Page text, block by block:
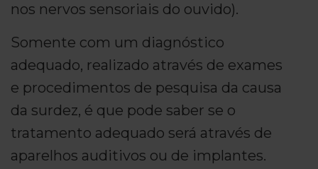
nos nervos sensoriais do ouvido).
Somente com um diagnóstico
adequado, realizado através de exames
e procedimentos de pesquisa da causa
da surdez, é que pode saber se o
tratamento adequado será através de
aparelhos auditivos ou de implantes.